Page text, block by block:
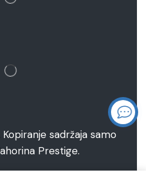
sadržaja samo
Prestige.